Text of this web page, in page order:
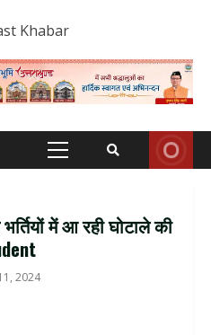
Primary
में आ रही घोटाले की
2024